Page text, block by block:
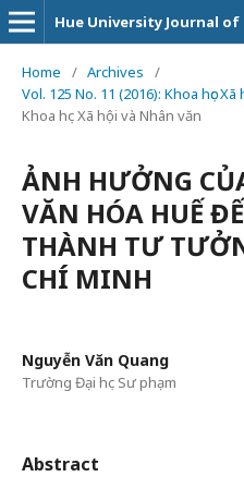
Hue University Journal of
Home / Archives
/
Vol. 125 No. 11 (2016): Khoa học
Khoa học Xã hội và Nhân văn
ẢNH HƯỞNG
VĂN HÓA HUẾ
THÀNH TƯ
CHÍ MINH
Nguyễn Văn Quang
Trường Đại học Sư phạm
Abstract